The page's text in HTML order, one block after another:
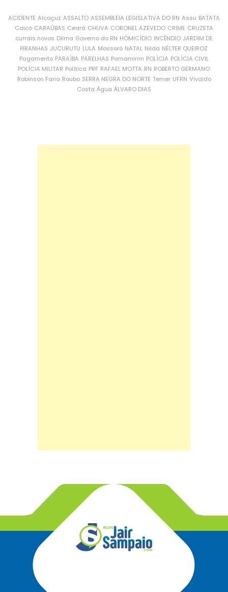
ACIDENTE Alcaçuz ASSALTO ASSEMBLEIA LEGISLATIVA DO RN Assu BATATA
Caicó CARAÚBAS Ceará CHUVA CORONEL AZEVEDO CRIME CRUZETA
currais novos Dilma Governo do RN HOMICÍDIO INCÊNDIO JARDIM DE
PIRANHAS JUCURUTU LULA Mossoró NATAL Nilda NÉLTER QUEIROZ
Pagamento PARAÍBA PARELHAS Parnamirim POLÍCIA POLÍCIA CIVIL
POLÍCIA MILITAR Política PRF RAFAEL MOTTA RN ROBERTO GERMANO
Robinson Faria Roubo SERRA NEGRA DO NORTE Temer UFRN Vivaldo
Costa Água ÁLVARO DIAS